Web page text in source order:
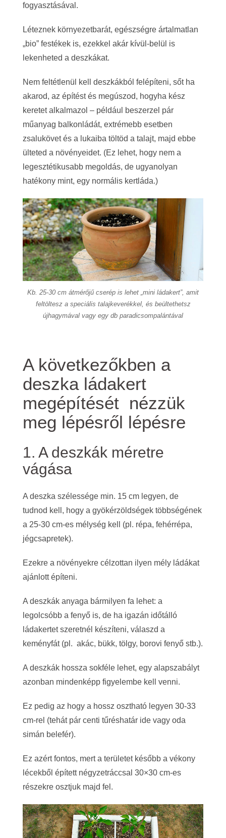
fogyasztásával.
Léteznek környezetbarát, egészségre ártalmatlan
„bio” festékek is, ezekkel akár kívül-belül is
lekenheted a deszkákat.
Nem feltétlenül kell deszkákból felépíteni, sőt ha
akarod, az építést és megúszod, hogyha kész
keretet alkalmazol – például beszerzel pár
műanyag balkonládát, extrémebb esetben
zsalukövet és a lukaiba töltöd a talajt, majd ebbe
ülteted a növényeidet. (Ez lehet, hogy nem a
legesztétikusabb megoldás, de ugyanolyan
hatékony mint, egy normális kertláda.)
Kb. 25-30 cm átmérőjű cserép is lehet „mini ládakert”, amit
feltöltesz a speciális talajkeverékkel, és beültethetsz
újhagymával vagy egy db paradicsompalántával
A következőkben a
deszka ládakert
megépítését nézzük
meg lépésről lépésre
1. A deszkák méretre
vágása
A deszka szélessége min. 15 cm legyen, de
tudnod kell, hogy a gyökérzöldségek többségének
a 25-30 cm-es mélység kell (pl. répa, fehérrépa,
jégcsapretek).
Ezekre a növényekre célzottan ilyen mély ládákat
ajánlott építeni.
A deszkák anyaga bármilyen fa lehet: a
legolcsóbb a fenyő is, de ha igazán időtálló
ládakertet szeretnél készíteni, válaszd a
keményfát (pl. akác, bükk, tölgy, borovi fenyő stb.).
A deszkák hossza sokféle lehet, egy alapszabályt
azonban mindenképp figyelembe kell venni.
Ez pedig az hogy a hossz osztható legyen 30-33
cm-rel (tehát pár centi tűréshatár ide vagy oda
simán belefér).
Ez azért fontos, mert a területet később a vékony
lécekből épített négyzetráccsal 30×30 cm-es
részekre osztjuk majd fel.